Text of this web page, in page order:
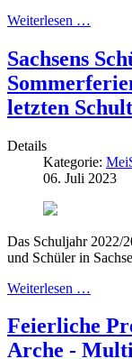
Weiterlesen …
Sachsens
letzten
Details
Kategorie:
06. Juli 2023
Das Schuljahr 2022/
und Schüler in
Weiterlesen …
Feierliche
Arche -